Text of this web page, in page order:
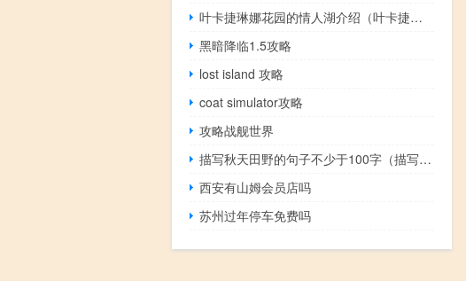
叶卡捷琳娜花园的情人湖介绍（叶卡捷琳娜花园）
黑暗降临1.5攻略
lost island 攻略
coat simulator攻略
攻略战舰世界
描写秋天田野的句子不少于100字（描写秋天田野的句子）
西安有山姆会员店吗
苏州过年停车免费吗